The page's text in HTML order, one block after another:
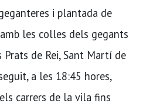
i plantada de
les colles dels gegants
de Rei, Sant Martí de
a les 18:45 hores,
carrers de la vila fins